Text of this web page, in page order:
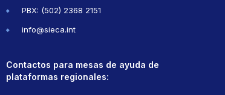
PBX: (502) 2368 2151
info@sieca.int
Contactos para mesas de ayuda de
plataformas regionales: